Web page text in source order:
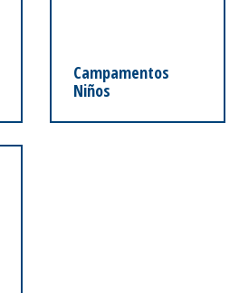
Campamentos
Niños